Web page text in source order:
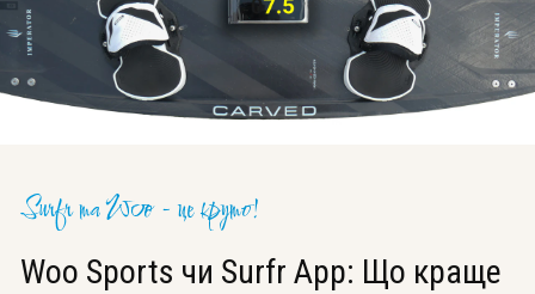
Surfr та Woo - це круто!
Woo Sports чи Surfr App: Що краще